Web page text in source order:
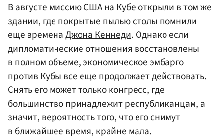
В августе миссию США на Кубе открыли в том же
здании, где покрытые пылью столы помнили
еще временаДжона Кеннеди. Однако если
дипломатические отношения восстановлены
в полном объеме, экономическое эмбарго
против Кубы все еще продолжает действовать.
Снять его может только конгресс, где
большинство принадлежит республиканцам, а
значит, вероятность того, что его снимут
в ближайшее время, крайне мала.